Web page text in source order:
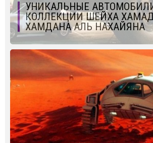
УНИКАЛЬНЫЕ
КОЛЛЕКЦИИ ШЕЙХА
ХАМДАНА АЛЬ НАХАЙЯНА